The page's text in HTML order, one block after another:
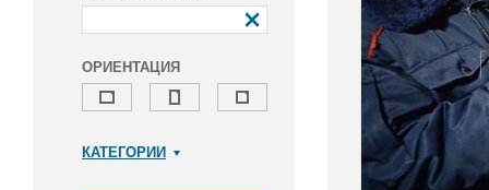
ОРИЕНТАЦИЯ
КАТЕГОРИИ